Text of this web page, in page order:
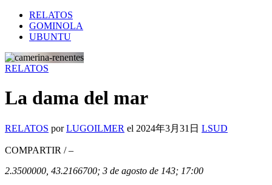
RELATOS
GOMINOLA
UBUNTU
RELATOS
La dama del mar
RELATOS por LUGOILMER el 2024年3月31日 LSUD
COMPARTIR / –
2.3500000, 43.2166700; 3 de agosto de 143; 17:00